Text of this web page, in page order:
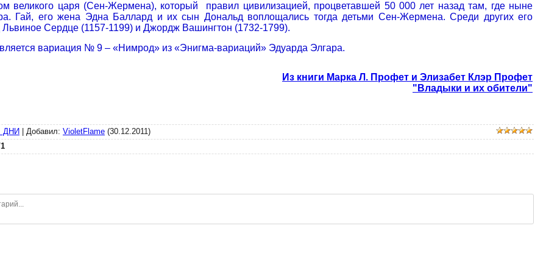
великого царя (Сен-Жермена), который правил цивилизацией, процветавшей 50 000 лет назад там, где ныне
Гай, его жена Эдна Баллард и их сын Дональд воплощались тогда детьми Сен-Жермена. Среди других его
Сердце (1157-1199) и Джордж Вашингтон (1732-1799).
вариация № 9 – «Нимрод» из «Энигма-вариаций» Эдуарда Элгара.
Из книги Марка Л. Профет и Элизабет Клэр Профет
"Владыки и их обители"
ДНИ Добавил: VioletFlame (30.12.2011)
1